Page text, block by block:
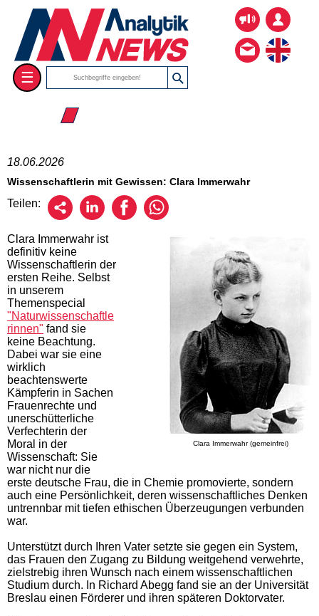
☰
☰ 2026
18.06.2026
Wissenschaftlerin mit Gewissen: Clara Immerwahr
Teilen:
Clara Immerwahr (gemeinfrei)
Clara Immerwahr ist
definitiv keine
Wissenschaftlerin der
ersten Reihe. Selbst
in unserem
Themenspecial
"Naturwissenschaftle
rinnen" fand sie
keine Beachtung.
Dabei war sie eine
wirklich
beachtenswerte
Kämpferin in Sachen
Frauenrechte und
unerschütterliche
Verfechterin der
Moral in der
Wissenschaft: Sie
war nicht nur die
erste deutsche Frau, die in Chemie promovierte, sondern
auch eine Persönlichkeit, deren wissenschaftliches Denken
untrennbar mit tiefen ethischen Überzeugungen verbunden
war.
Unterstützt durch Ihren Vater setzte sie gegen ein System,
das Frauen den Zugang zu Bildung weitgehend verwehrte,
zielstrebig ihren Wunsch nach einem wissenschaftlichen
Studium durch. In Richard Abegg fand sie an der Universität
Breslau einen Förderer und ihren späteren Doktorvater.